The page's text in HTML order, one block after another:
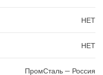
НЕТ
НЕТ
ПромСталь — Россия